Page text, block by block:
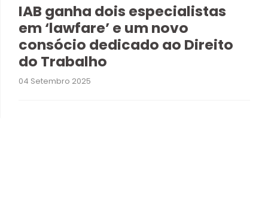
IAB ganha dois especialistas
em ‘lawfare’ e um novo
consócio dedicado ao Direito
do Trabalho
04 Setembro 2025